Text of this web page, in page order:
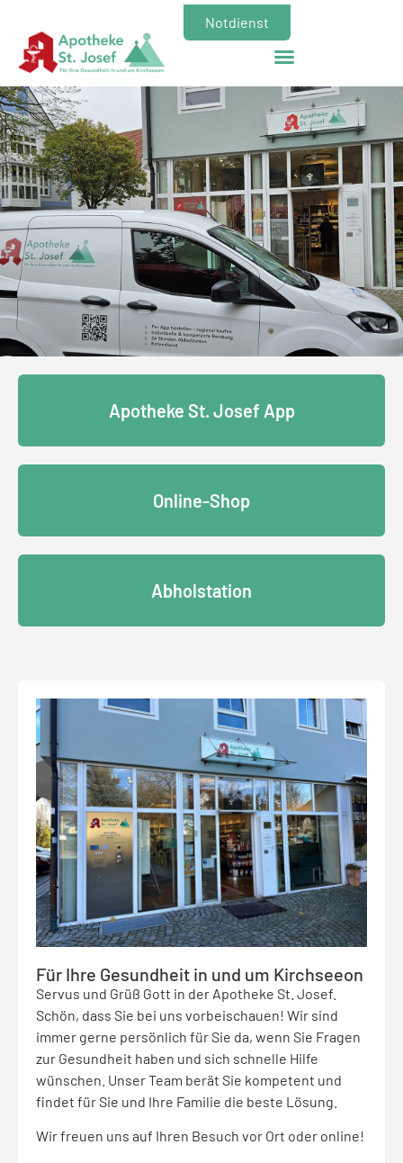
Notdienst
Apotheke St. Josef App
Online-Shop
Abholstation
Für Ihre Gesundheit in und um Kirchseeon
Servus und Grüß Gott in der Apotheke St. Josef.
Schön, dass Sie bei uns vorbeischauen! Wir sind
immer gerne persönlich für Sie da, wenn Sie Fragen
zur Gesundheit haben und sich schnelle Hilfe
wünschen. Unser Team berät Sie kompetent und
findet für Sie und Ihre Familie die beste Lösung.
Wir freuen uns auf Ihren Besuch vor Ort oder online!